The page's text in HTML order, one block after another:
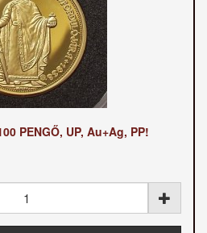
PENGŐ, UP, Au+Ag, PP!